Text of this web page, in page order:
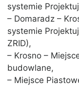
systemie
– Domaradz –
systemie
ZRID),
– Krosno –
budowlane,
– Miejsce